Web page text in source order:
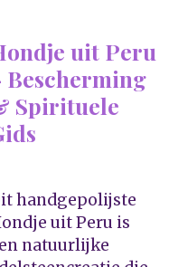
uit Peru
Bescherming
Spirituele
handgepolijste
uit Peru is
natuurlijke